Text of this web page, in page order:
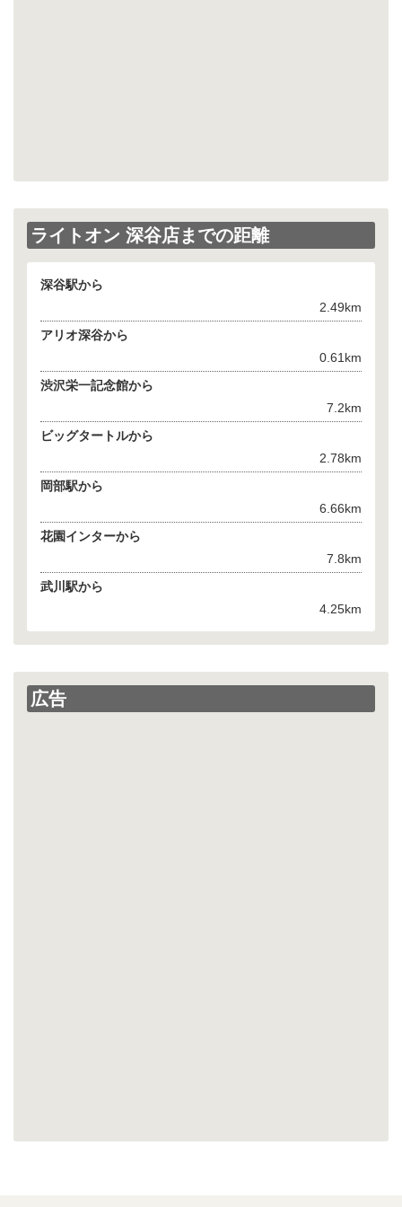
ライトオン 深谷店までの距離
深谷駅から
2.49km
アリオ深谷から
0.61km
渋沢栄一記念館から
7.2km
ビッグタートルから
2.78km
岡部駅から
6.66km
花園インターから
7.8km
武川駅から
4.25km
広告